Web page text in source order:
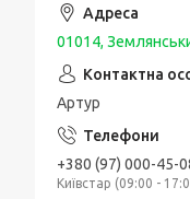
01014,
Артур
+380 (97) 000-45-
Київстар (09:00 -